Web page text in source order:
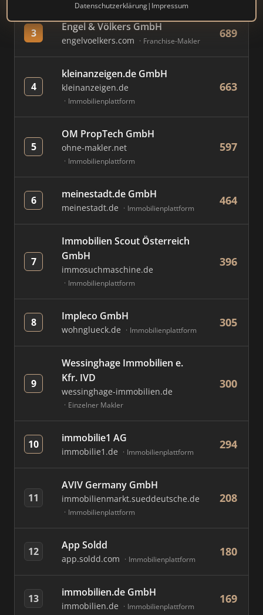
Datenschutzerklärung| Impressum
3 Engel & Völkers GmbH
engelvoelkers.com Franchise-Makler
689
4
kleinanzeigen.de GmbH
kleinanzeigen.de
Immobilienplattform
663
5
OM PropTech GmbH
ohne-makler.net
Immobilienplattform
597
6 meinestadt.de GmbH
meinestadt.de Immobilienplattform
464
7
Immobilien Scout Österreich
GmbH
immosuchmaschine.de
Immobilienplattform
396
8 Impleco GmbH
wohnglueck.de Immobilienplattform
305
9
Wessinghage Immobilien e.
Kfr. IVD
wessinghage-immobilien.de
Einzelner Makler
300
10 immobilie1 AG
immobilie1.de Immobilienplattform
294
11
AVIV Germany GmbH
immobilienmarkt.sueddeutsche.de
Immobilienplattform
208
12 App Soldd
app.soldd.com Immobilienplattform
180
13 immobilien.de GmbH
immobilien.de Immobilienplattform
169